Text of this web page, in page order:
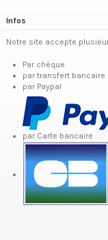
Infos
Notre site accepte
Par chèque
par transfert bancaire
par Paypal
par Carte bancaire